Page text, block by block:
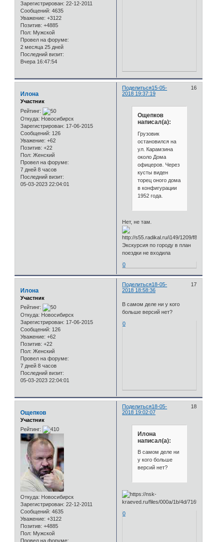
Зарегистрирован: 22-12-2011
Сообщений: 4635
Уважение: +3122
Позитив: +4885
Пол: Мужской
Провел на форуме:
2 месяца 25 дней
Последний визит:
Вчера 16:47:54
Поделиться 16
15-05-
2018 19:37:19
Илона
Участник
Рейтинг:
Откуда: Новосибирск
Зарегистрирован: 17-06-2015
Сообщений: 126
Уважение: +62
Позитив: +22
Пол: Женский
Провел на форуме:
7 дней 8 часов
Последний визит:
05-03-2023 22:04:01
Ощепков
написал(а):
Грузовик
остановился на
ул. Карамзина
около Дома
офицеров. Через
кусты виден
торец оного дома
в конфигурации
1952 года.
Нет, не там.
Экскурсия по городу в план
поездки не входила
0
Поделиться 17
18-05-
2018 18:58:36
Илона
Участник
Рейтинг:
Откуда: Новосибирск
Зарегистрирован: 17-06-2015
Сообщений: 126
Уважение: +62
Позитив: +22
Пол: Женский
Провел на форуме:
7 дней 8 часов
Последний визит:
05-03-2023 22:04:01
В самом деле ни у кого
больше версий нет?
0
Поделиться 18
18-05-
2018 19:02:07
Ощепков
Участник
Рейтинг:
Откуда: Новосибирск
Зарегистрирован: 22-12-2011
Сообщений: 4635
Уважение: +3122
Позитив: +4885
Пол: Мужской
Провел на форуме:
Илона
написал(а):
В самом деле ни
у кого больше
версий нет?
0